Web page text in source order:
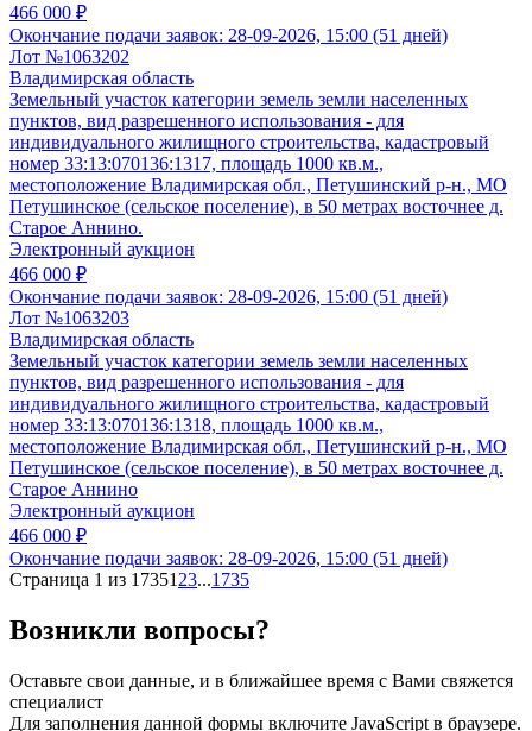
466 000 ₽
Окончание подачи заявок: 28-09-2026, 15:00 (51 дней)
Лот №1063202
Владимирская область
Земельный участок категории земель земли населенных
пунктов, вид разрешенного использования - для
индивидуального жилищного строительства, кадастровый
номер 33:13:070136:1317, площадь 1000 кв.м.,
местоположение Владимирская обл., Петушинский р-н., МО
Петушинское (сельское поселение), в 50 метрах восточнее д.
Старое Аннино.
Электронный аукцион
466 000 ₽
Окончание подачи заявок: 28-09-2026, 15:00 (51 дней)
Лот №1063203
Владимирская область
Земельный участок категории земель земли населенных
пунктов, вид разрешенного использования - для
индивидуального жилищного строительства, кадастровый
номер 33:13:070136:1318, площадь 1000 кв.м.,
местоположение Владимирская обл., Петушинский р-н., МО
Петушинское (сельское поселение), в 50 метрах восточнее д.
Старое Аннино
Электронный аукцион
466 000 ₽
Окончание подачи заявок: 28-09-2026, 15:00 (51 дней)
Страница 1 из 17351 23...1735
Возникли вопросы?
Оставьте свои данные, и в ближайшее время с Вами свяжется
специалист
Для заполнения данной формы включите JavaScript в браузере.